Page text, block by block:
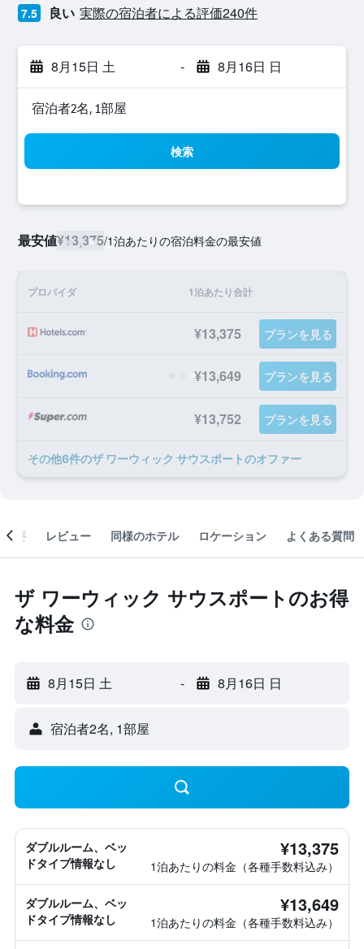
7.5 良い 実際の宿泊者による評価240​件
8月15日 土 - 8月16日 日
宿泊者2名, 1​部屋
検索
最安値¥13,375/1泊あたりの宿泊料金の最安値
プロバイダ 1泊あたり合計
¥13,375 プランを見る
¥13,649 プランを見る
¥13,752 プランを見る
​その他6​件のザ ワーウィック サウスポートのオファー
概要 レビュー 同様のホテル ロケーション よくある質問
ザ ワーウィック サウスポートのお得
な料金
8月15日 土 - 8月16日 日
宿泊者2名, 1​部屋
ダブルルーム、ベッ
ドタイプ情報なし
¥13,375
1泊あたりの料金（各種手数料込み）
ダブルルーム、ベッ
ドタイプ情報なし
¥13,649
1泊あたりの料金（各種手数料込み）